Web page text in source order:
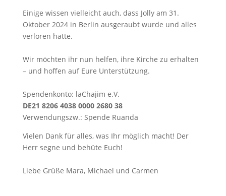
Einige wissen vielleicht auch, dass Jolly am 31.
Oktober 2024 in Berlin ausgeraubt wurde und alles
verloren hatte.
Wir möchten ihr nun helfen, ihre Kirche zu erhalten
– und hoffen auf Eure Unterstützung.
Spendenkonto: laChajim e.V.
DE21 8206 4038 0000 2680 38
Verwendungszw.: Spende Ruanda
Vielen Dank für alles, was Ihr möglich macht! Der
Herr segne und behüte Euch!
Liebe Grüße Mara, Michael und Carmen